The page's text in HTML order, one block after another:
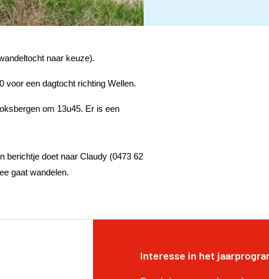
naar keuze).
voor een dagtocht richting Wellen.
om 13u45. Er is een
berichtje doet naar Claudy (0473 62
gaat wandelen.
Interesse in het